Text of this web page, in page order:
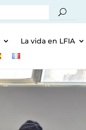
La vida en LFIA